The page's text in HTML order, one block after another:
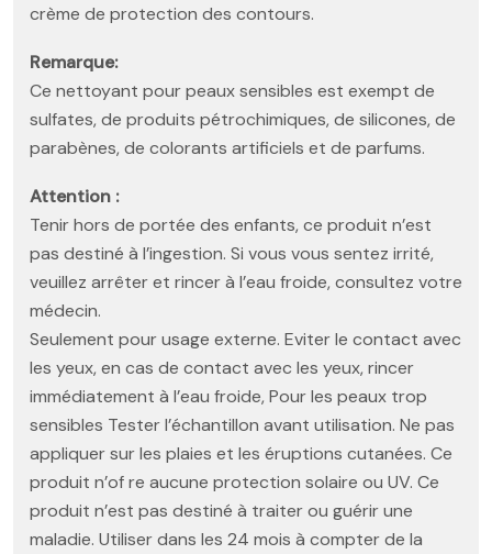
crème de protection des contours.
Remarque:
Ce nettoyant pour peaux sensibles est exempt de
sulfates, de produits pétrochimiques, de silicones, de
parabènes, de colorants artificiels et de parfums.
Attention :
Tenir hors de portée des enfants, ce produit n’est
pas destiné à l’ingestion. Si vous vous sentez irrité,
veuillez arrêter et rincer à l’eau froide, consultez votre
médecin.
Seulement pour usage externe. Eviter le contact avec
les yeux, en cas de contact avec les yeux, rincer
immédiatement à l’eau froide, Pour les peaux trop
sensibles Tester l’échantillon avant utilisation. Ne pas
appliquer sur les plaies et les éruptions cutanées. Ce
produit n’of re aucune protection solaire ou UV. Ce
produit n’est pas destiné à traiter ou guérir une
maladie. Utiliser dans les 24 mois à compter de la